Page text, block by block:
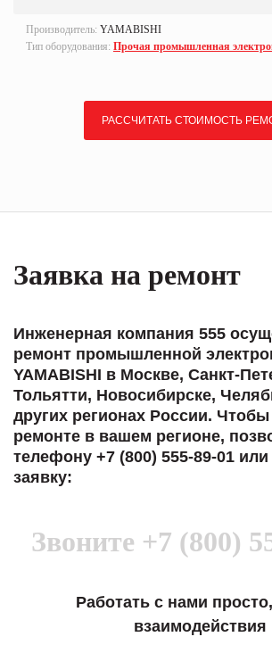
Производитель: YAMABISHI
Тип оборудования: Прочая промышленная
РАССЧИТАТЬ СТОИМОСТЬ
Заявка на ремонт
Инженерная компания 555
ремонт промышленной
YAMABISHI в Москве, Санкт-
Тольятти, Новосибирске,
других регионах России. Чтобы
ремонте в вашем регионе,
телефону +7 (800) 555-89-01 или
заявку:
Звоните +7 (800)
Работать с нами
взаимодействия